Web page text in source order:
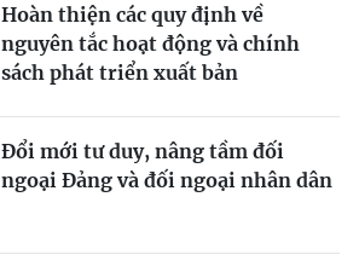
Hoàn thiện các quy định về
nguyên tắc hoạt động và chính
sách phát triển xuất bản
Đổi mới tư duy, nâng tầm đối
ngoại Đảng và đối ngoại nhân dân